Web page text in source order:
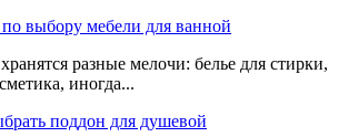
выбору мебели для ванной
разные мелочи: белье для стирки,
иногда...
поддон для душевой